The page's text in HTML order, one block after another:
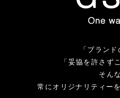
「ブラン
「妥協を許さず
そん
常にオリジナリティー